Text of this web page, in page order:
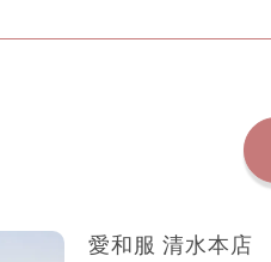
愛和服 清水本店